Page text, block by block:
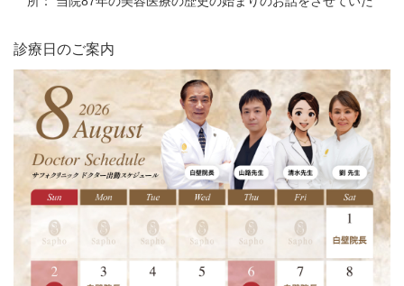
2026-04-13
サフォクリニック YouTube新動画 リリースされました。今回
は男性30代 「糸リフト治療」のドキュメントです。 こちらを
クリニックしていただけると YouTube動画ご覧いただけま
す。
2026-03-10
形成外科専門「山路先生」入局のお知らせ。3月より月曜日担
当医師として山路先生を迎えました。当院では外科を主にし
た総合アンチエイジング、目周りのお悩みの担当をいたしま
す。保険診療対応もしておりますので山路先生での診察の際
は保険証をお持ちくださいませ。
診療日のご案内